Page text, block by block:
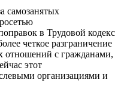
в Трудовой кодекс
четкое разграничение
отношений с гражданами,
этот
организациями и